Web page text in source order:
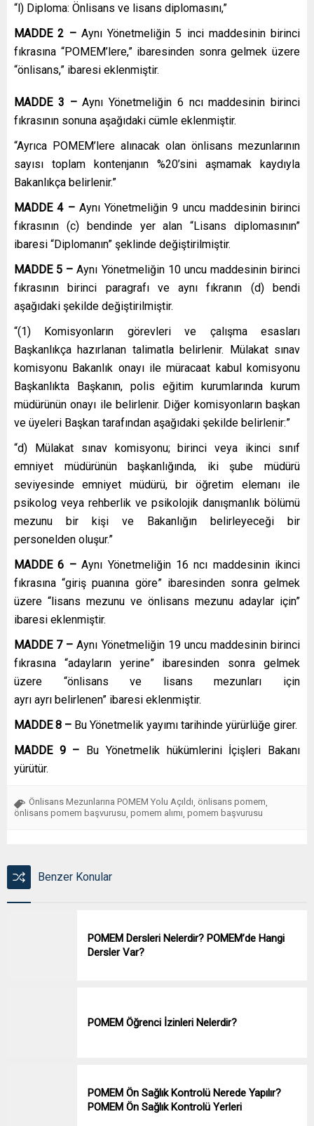
“l) Diploma: Önlisans ve lisans diplomasını,”
MADDE 2 –Aynı Yönetmeliğin 5 inci maddesinin birinci
fıkrasına “POMEM’lere,” ibaresinden sonra gelmek üzere
“önlisans,” ibaresi eklenmiştir.
MADDE 3 –Aynı Yönetmeliğin 6 ncımaddesinin birinci
fıkrasının sonuna aşağıdaki cümle eklenmiştir.
“Ayrıca POMEM’lere alınacak olan önlisans mezunlarının
sayısı toplam kontenjanın %20’sini aşmamak kaydıyla
Bakanlıkça belirlenir.”
MADDE 4 – Aynı Yönetmeliğin 9 uncu maddesinin birinci
fıkrasının (c) bendinde yer alan “Lisans diplomasının”
ibaresi “Diplomanın” şeklinde değiştirilmiştir.
MADDE 5 – Aynı Yönetmeliğin 10 uncu maddesinin birinci
fıkrasının birinci paragrafı ve aynı fıkranın (d) bendi
aşağıdaki şekilde değiştirilmiştir.
“(1) Komisyonların görevleri ve çalışma esasları
Başkanlıkça hazırlanan talimatla belirlenir. Mülakat sınav
komisyonu Bakanlık onayı ile müracaat kabul komisyonu
Başkanlıkta Başkanın, polis eğitim kurumlarında kurum
müdürünün onayı ile belirlenir. Diğer komisyonların başkan
ve üyeleri Başkan tarafından aşağıdaki şekilde belirlenir:”
“d) Mülakat sınav komisyonu; birinci veya ikinci sınıf
emniyet müdürünün başkanlığında, iki şube müdürü
seviyesinde emniyet müdürü, bir öğretim elemanı ile
psikolog veya rehberlik ve psikolojik danışmanlık bölümü
mezunu bir kişi ve Bakanlığın belirleyeceği bir
personelden oluşur.”
MADDE 6 –Aynı Yönetmeliğin 16ncı maddesinin ikinci
fıkrasına “giriş puanına göre” ibaresinden sonra gelmek
üzere “lisans mezunu ve önlisans mezunu adaylar için”
ibaresi eklenmiştir.
MADDE 7 – Aynı Yönetmeliğin 19 uncu maddesinin birinci
fıkrasına “adayların yerine” ibaresinden sonra gelmek
üzere “önlisans ve lisans mezunları için
ayrı ayrı belirlenen” ibaresi eklenmiştir.
MADDE 8 – Bu Yönetmelik yayımı tarihinde yürürlüğe girer.
MADDE 9 – Bu Yönetmelik hükümlerini İçişleri Bakanı
yürütür.
Önlisans Mezunlarına POMEM Yolu Açıldı önlisans pomem
önlisans pomem başvurusu pomem alımı pomem başvurusu
Benzer Konular
POMEM Dersleri Nelerdir? POMEM’de Hangi
Dersler Var?
POMEM Öğrenci İzinleri Nelerdir?
POMEM Ön Sağlık Kontrolü Nerede Yapılır?
POMEM Ön Sağlık Kontrolü Yerleri